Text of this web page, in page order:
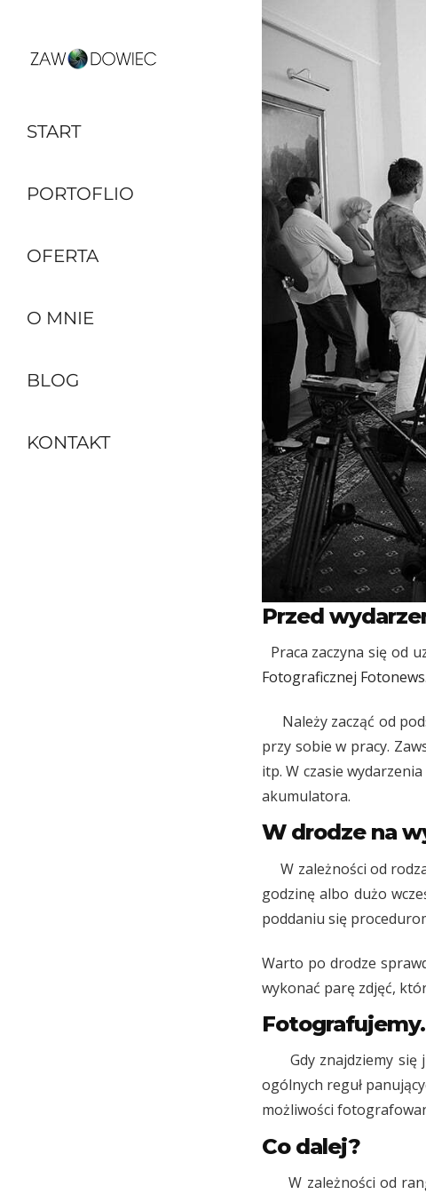
START
PORTOFLIO
OFERTA
O MNIE
BLOG
KONTAKT
Przed
Praca zaczyna się od
Fotograficznej Fotonews.
Należy zacząć od
przy sobie w pracy.
itp. W czasie
akumulatora.
W drodze na
W zależności od
godzinę albo dużo
poddaniu się
Warto po drodze
wykonać parę zdjęć,
Fotografujemy.
Gdy znajdziemy się
ogólnych reguł
możliwości
Co dalej?
W zależności od